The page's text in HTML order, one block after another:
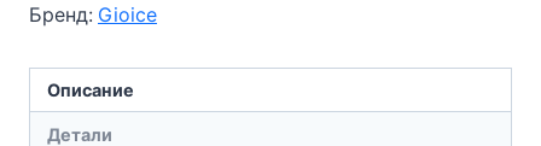
кг
Бренд: Gioice
Описание
Детали